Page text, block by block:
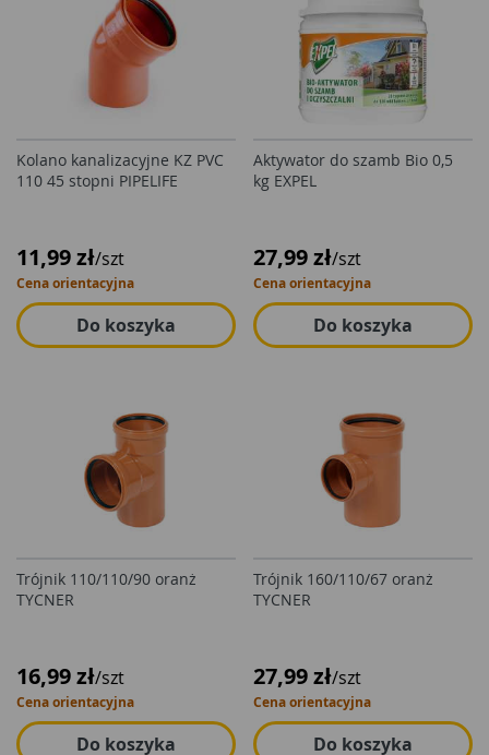
Kolano kanalizacyjne KZ PVC
110 45 stopni PIPELIFE
11,99 zł/szt
Cena orientacyjna
Do koszyka
Aktywator do szamb Bio 0,5
kg EXPEL
27,99 zł/szt
Cena orientacyjna
Do koszyka
Trójnik 110/110/90 oranż
TYCNER
16,99 zł/szt
Cena orientacyjna
Do koszyka
Trójnik 160/110/67 oranż
TYCNER
27,99 zł/szt
Cena orientacyjna
Do koszyka